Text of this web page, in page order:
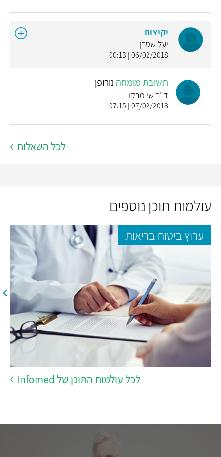
יקיצות
יעל שטרן
06/02/2018 | 00:13
תשובת מומחה נורופן
ד"ר שי מרקו
07/02/2018 | 07:15
לכל השאלות
עולמות תוכן נוספים
ערוץ ביטוח בריאות
לכל עולמות התוכן של Infomed